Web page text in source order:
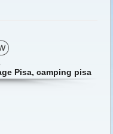
Pisa, camping pisa